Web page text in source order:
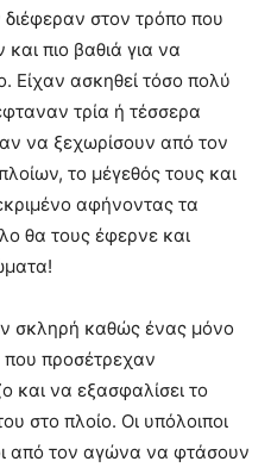
στον τρόπο που
πιο βαθιά για να
Είχαν ασκηθεί τόσο πολύ
τρία ή τέσσερα
να ξεχωρίσουν από τον
το μέγεθός τους και
αφήνοντας τα
θα τους έφερνε και
σκληρή καθώς ένας μόνο
προσέτρεχαν
και να εξασφαλίσει το
στο πλοίο. Οι υπόλοιποι
από τον αγώνα να φτάσουν